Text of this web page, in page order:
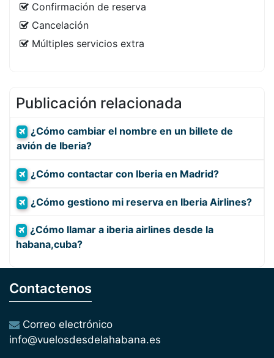
Confirmación de reserva
Cancelación
Múltiples servicios extra
Publicación relacionada
¿Cómo cambiar el nombre en un billete de
avión de Iberia?
¿Cómo contactar con Iberia en Madrid?
¿Cómo gestiono mi reserva en Iberia Airlines?
¿Cómo llamar a iberia airlines desde la
habana,cuba?
Contactenos
Correo electrónico
info@vuelosdesdelahabana.es